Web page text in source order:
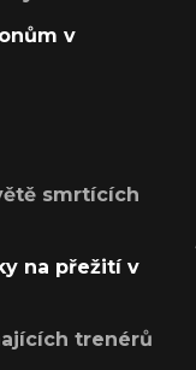
v
smrtících
na přežití v
trenérů